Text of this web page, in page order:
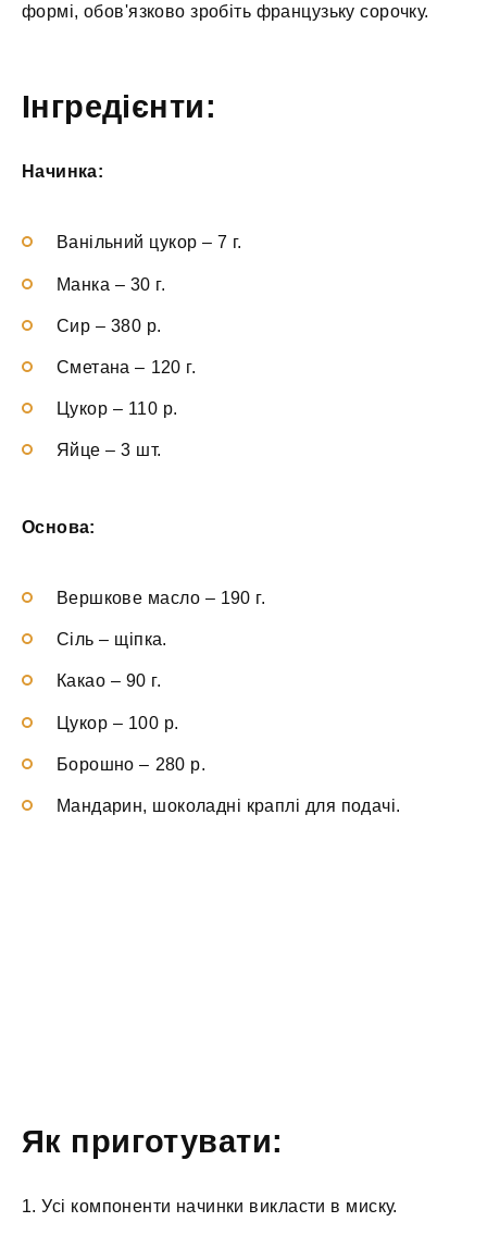
формі, обов'язково зробіть французьку сорочку.
Інгредієнти:
Начинка:
Ванільний цукор – 7 г.
Манка – 30 г.
Сир – 380 р.
Сметана – 120 г.
Цукор – 110 р.
Яйце –3 шт.
Основа:
Вершкове масло– 190 г.
Сіль – щіпка.
Какао – 90 г.
Цукор – 100 р.
Борошно – 280 р.
Мандарин, шоколадні краплі для подачі.
Як приготувати:
1. Усі компоненти начинки викласти в миску.